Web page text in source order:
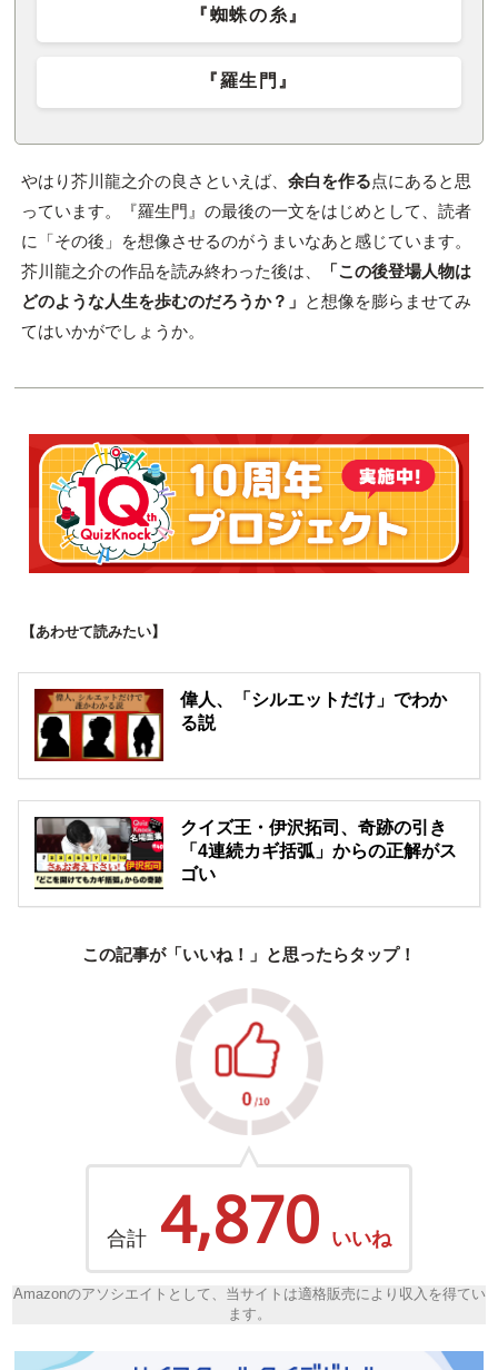
『蜘蛛の糸』
『羅生門』
やはり芥川龍之介の良さといえば、 余白を作る点にあると思
っています。『羅生門』の最後の一文をはじめとして、読者
に「その後」を想像させるのがうまいなあと感じています。
芥川龍之介の作品を読み終わった後は、
「この後登場人物は
どのような人生を歩むのだろうか？」 と想像を膨らませてみ
てはいかがでしょうか。
【あわせて読みたい】
偉人、「シルエットだけ」でわか
る説
クイズ王・伊沢拓司、奇跡の引き
「4連続カギ括弧」からの正解がス
ゴい
この記事が「いいね！」と思ったらタップ！
合計 4,870 いいね
Amazonのアソシエイトとして、当サイトは適格販売により収入を得てい
ます。